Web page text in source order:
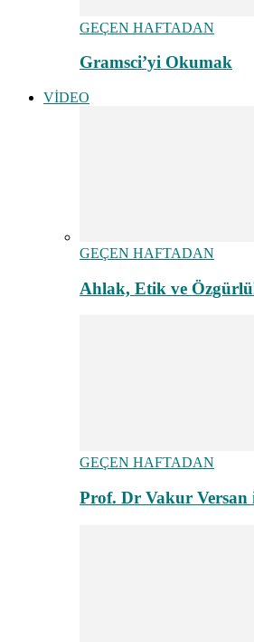
GEÇEN HAFTADAN
Gramsci’yi Okumak
VİDEO
GEÇEN HAFTADAN
Ahlak, Etik ve
GEÇEN HAFTADAN
Prof. Dr Vakur Versan